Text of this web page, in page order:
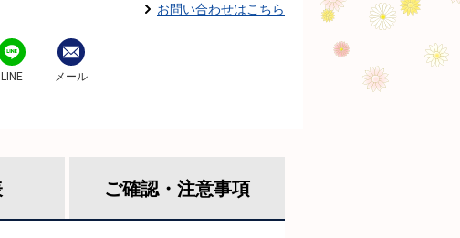
お問い合わせはこちら
LINE メール
ご確認・ 注意事項